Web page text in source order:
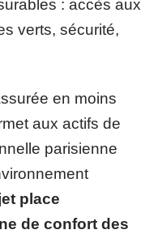
: accès aux
verts, sécurité,
en moins
aux actifs de
parisienne
place
de confort des